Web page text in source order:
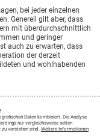
bei jeder einzelnen
Generell gilt aber, dass
mit überdurchschnittlich
und geringer
auch zu erwarten, dass
der derzeit
und wohlhabenden
Daten kombiniert. Die Analyse
nur vergleichsweise selten
zu verstehen sind. Weitere Informationen